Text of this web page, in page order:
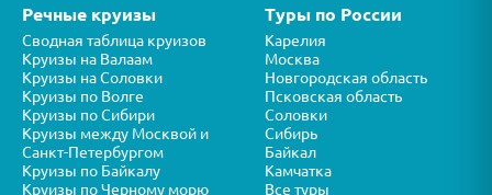
Речные круизы
Сводная таблица круизов
Круизы на Валаам
Круизы на Соловки
Круизы по Волге
Круизы по Сибири
Круизы между Москвой и
Санкт-Петербургом
Круизы по Байкалу
Круизы по Черному морю
Туры по России
Карелия
Москва
Новгородская область
Псковская область
Соловки
Сибирь
Байкал
Камчатка
Все туры